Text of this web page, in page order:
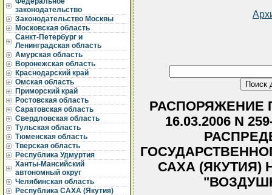
законодательство
Законодательство Москвы
Московская область
Санкт-Петербург и
Ленинградская область
Амурская область
Воронежская область
Краснодарский край
Омская область
Приморский край
Ростовская область
Саратовская область
Свердловская область
Тульская область
Тюменская область
Тверская область
Республика Удмуртия
Ханты-Мансийский
автономный округ
Челябинская область
Республика САХА (Якутия)
РАСПОРЯЖЕНИЕ
16.03.2006 N
САХА (ЯКУТИЯ)